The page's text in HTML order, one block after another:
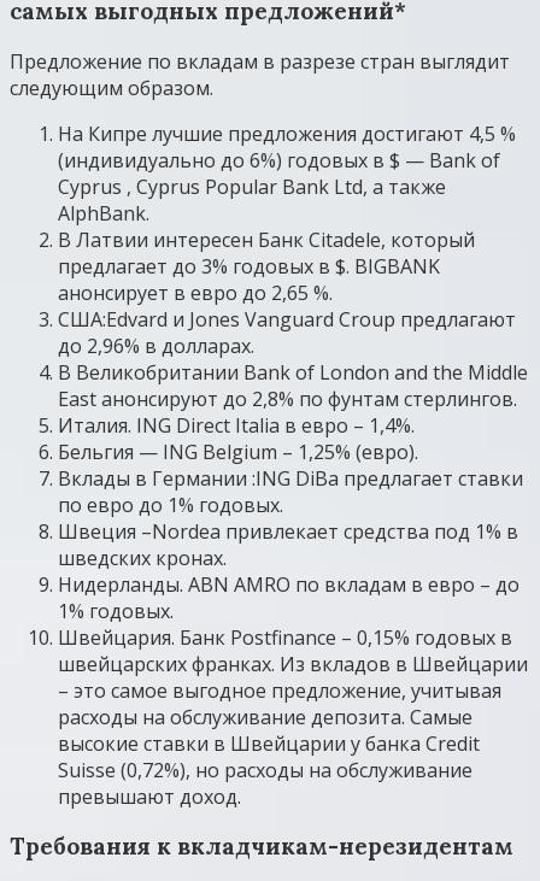
самых выгодных предложений*
Предложение по вкладам в разрезе стран выглядит
следующим образом.
На Кипре лучшие предложения достигают 4,5 %
(индивидуально до 6%) годовых в $ — Bank of
Cyprus , Cyprus Popular Bank Ltd, а также
AlphBank.
В Латвии интересен Банк Citadele, который
предлагает до 3% годовых в $. BIGBANK
анонсирует в евро до 2,65 %.
США:Edvard и Jones Vanguard Croup предлагают
до 2,96% в долларах.
В Великобритании Bank of London and the Middle
East анонсируют до 2,8% по фунтам стерлингов.
Италия. ING Direct Italia в евро – 1,4%.
Бельгия — ING Belgium – 1,25% (евро).
Вклады в Германии :ING DiBa предлагает ставки
по евро до 1% годовых.
Швеция –Nordea привлекает средства под 1% в
шведских кронах.
Нидерланды. ABN AMRO по вкладам в евро – до
1% годовых.
Швейцария. Банк Postfinance – 0,15% годовых в
швейцарских франках. Из вкладов в Швейцарии
– это самое выгодное предложение, учитывая
расходы на обслуживание депозита. Самые
высокие ставки в Швейцарии у банка Credit
Suisse (0,72%), но расходы на обслуживание
превышают доход.
Требования к вкладчикам-нерезидентам